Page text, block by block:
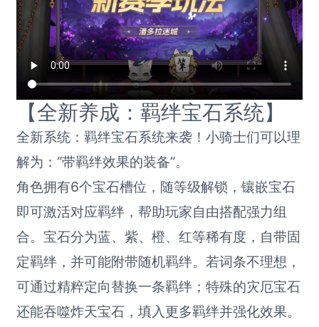
【全新养成：羁绊宝石系统】
全新系统：羁绊宝石系统来袭！小骑士们可以理
解为：“带羁绊效果的装备”。
角色拥有6个宝石槽位，随等级解锁，镶嵌宝石
即可激活对应羁绊，帮助玩家自由搭配强力组
合。宝石分为蓝、紫、橙、红等稀有度，自带固
定羁绊，并可能附带随机羁绊。若词条不理想，
可通过精粹定向替换一条羁绊；特殊的灾厄宝石
还能吞噬炸天宝石，填入更多羁绊并强化效果。